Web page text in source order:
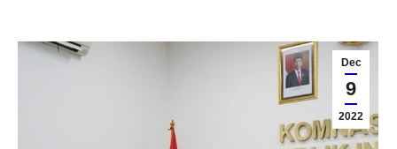
Dec
9
2022